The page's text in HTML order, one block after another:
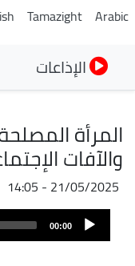
Arabic
Tamazight
الإذاعات
المرأة
والآفات
21/05/2025 - 14:05
Audio
Player
00:00